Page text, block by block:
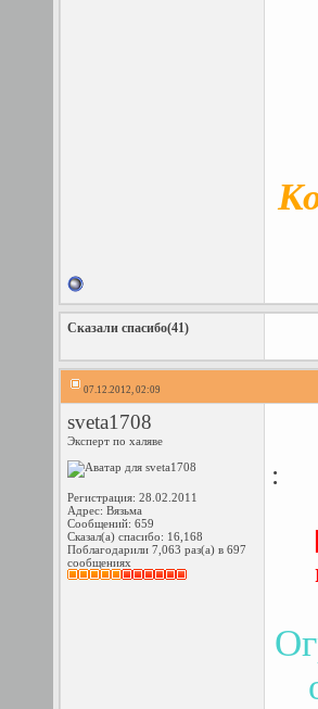
Сказали спасибо(41)
07.12.2012, 02:09
sveta1708
Эксперт по халяве
Регистрация: 28.02.2011
Адрес: Вязьма
Сообщений: 659
Сказал(а) спасибо: 16,168
Поблагодарили 7,063 раз(а) в 697
сообщениях
: